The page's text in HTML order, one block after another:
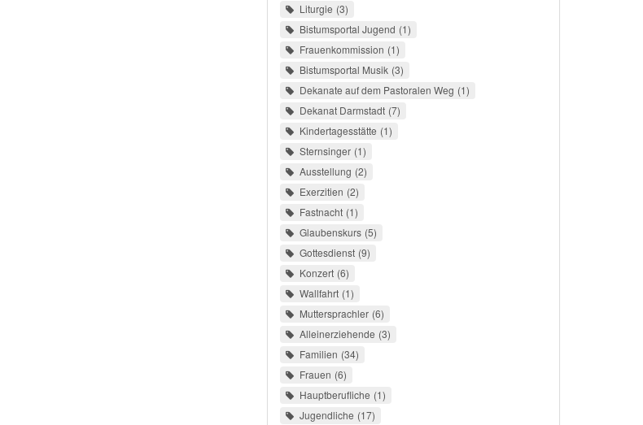
Liturgie 3
Bistumsportal Jugend 1
Frauenkommission 1
Bistumsportal Musik 3
Dekanate auf dem Pastoralen Weg 1
Dekanat Darmstadt 7
Kindertagesstätte 1
Sternsinger 1
Ausstellung 2
Exerzitien 2
Fastnacht 1
Glaubenskurs 5
Gottesdienst 9
Konzert 6
Wallfahrt 1
Muttersprachler 6
Alleinerziehende 3
Familien 34
Frauen 6
Hauptberufliche 1
Jugendliche 17